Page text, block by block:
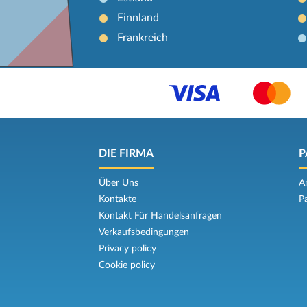
Finnland
Frankreich
DIE FIRMA
Über Uns
Kontakte
Kontakt Für Handelsanfragen
Verkaufsbedingungen
Privacy policy
Cookie policy